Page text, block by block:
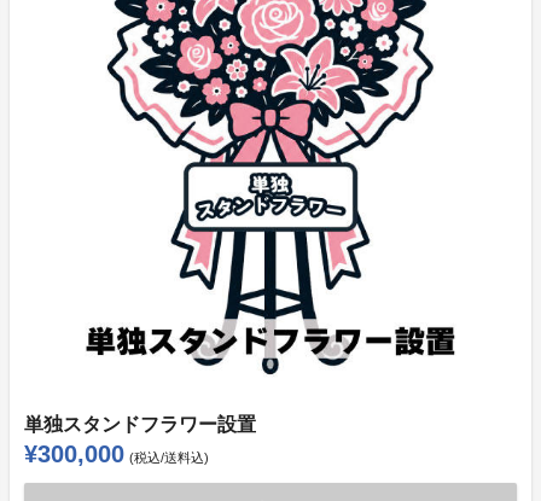
単独スタンドフラワー設置
¥300,000 (税込/送料込)